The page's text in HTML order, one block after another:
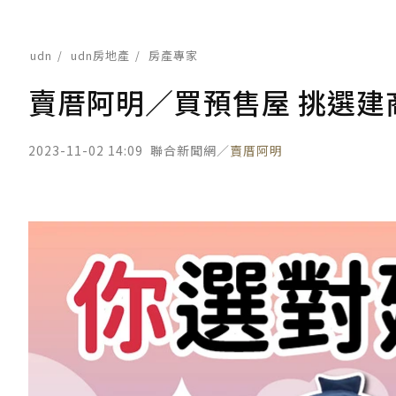
udn udn房地產 房產專家
賣厝阿明／買預售屋 挑選
2023-11-02 14:09 聯合新聞網／賣厝阿明